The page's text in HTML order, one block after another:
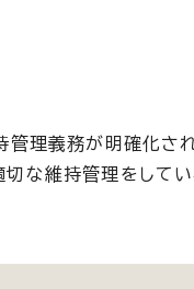
理義務が明確化さ
な維持管理をして